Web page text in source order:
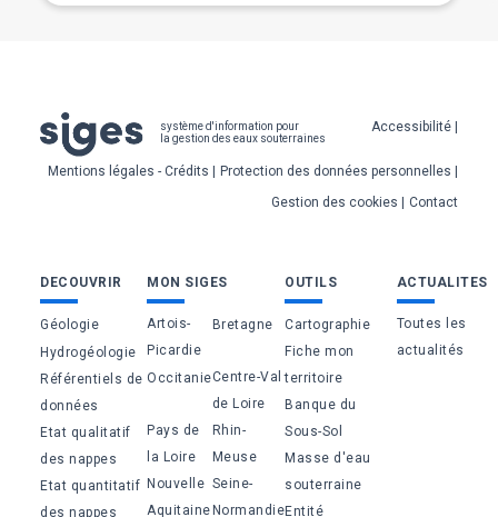
système d'information pour
la gestion des eaux souterraines
Pied
de
page
Accessibilité
Mentions légales - Crédits
Protection des données personnelles
Gestion des cookies
Contact
Bas
de
page
DECOUVRIR
Géologie
Hydrogéologie
Référentiels de
données
Etat qualitatif
des nappes
Etat quantitatif
des nappes
MON SIGES
Artois-
Picardie
Bretagne
OccitanieCentre-Val
de Loire
Pays de
la Loire
Rhin-
Meuse
Nouvelle
Aquitaine
Seine-
Normandie
OUTILS
Cartographie
Fiche mon
territoire
Banque du
Sous-Sol
Masse d'eau
souterraine
Entité
ACTUALITES
Toutes les
actualités